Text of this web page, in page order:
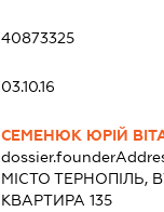
40873325
03.10.16
СЕМЕНЮК ЮРІЙ
МІСТО ТЕРНОПІЛЬ,
КВАРТИРА 135